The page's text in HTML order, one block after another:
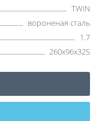
TWIN
вороненая сталь
1.7
260х96х325